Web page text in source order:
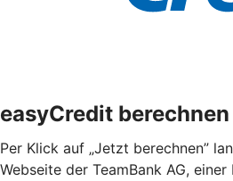
easyCredit berechnen
Per Klick auf „Jetzt berechnen”
Webseite der TeamBank AG,